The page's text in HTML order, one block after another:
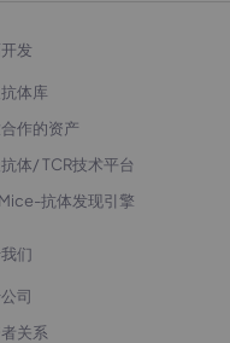
发
体库
作的资产
体/ TCR技术平台
抗体发现引擎
们
司
关系